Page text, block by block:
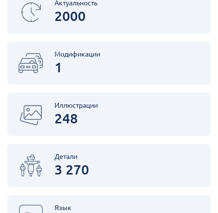
Актуальность
2000
Модификации
1
Иллюстрации
248
Детали
3 270
Язык